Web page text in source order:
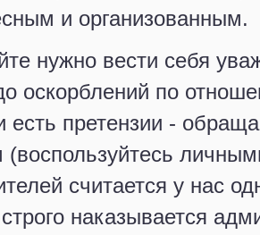
и организованным.
нужно вести себя
оскорблений по
претензии -
(воспользуйтесь
считается у нас
наказывается